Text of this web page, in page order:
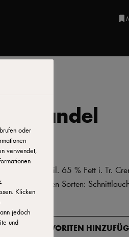
Mandel
im Milchanteil. 65 % Fett i. Tr.
fünf köstlichen Sorten:
ZU FAVORITEN
oder
verwendet,
Klicken
jedoch
und